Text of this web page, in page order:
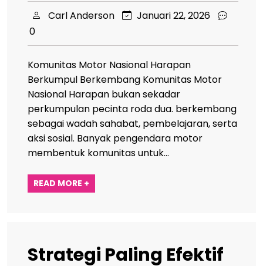
Carl Anderson
Januari 22, 2026
0
Komunitas Motor Nasional Harapan
Berkumpul Berkembang Komunitas Motor
Nasional Harapan bukan sekadar
perkumpulan pecinta roda dua. berkembang
sebagai wadah sahabat, pembelajaran, serta
aksi sosial. Banyak pengendara motor
membentuk komunitas untuk…
READ MORE +
Strategi Paling Efektif